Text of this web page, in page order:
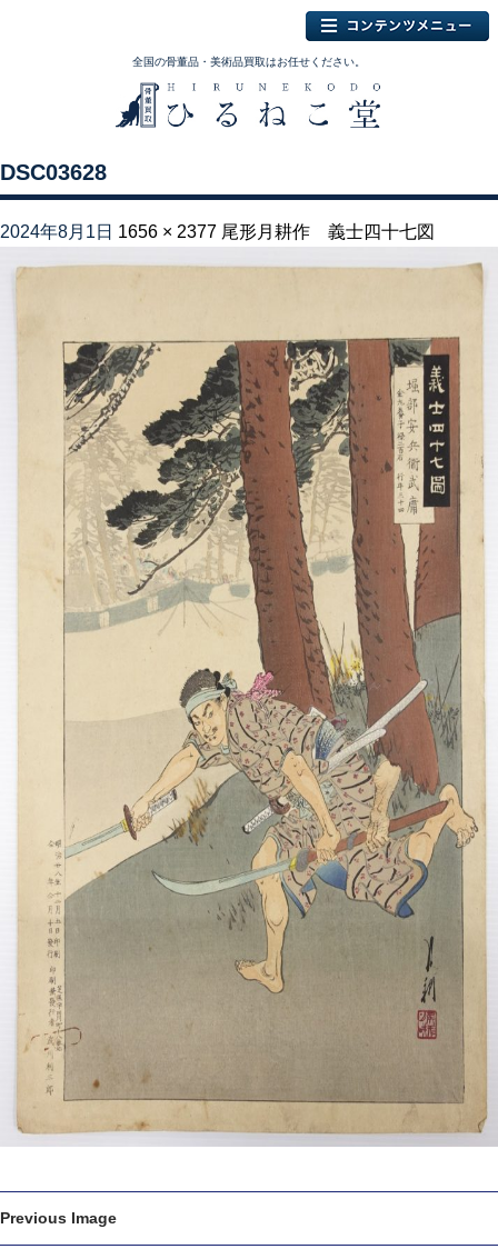
全国の骨董品・美術品買取はお任せください。
DSC03628
2024年8月1日 1656 × 2377 尾形月耕作 義士四十七図
Previous Image